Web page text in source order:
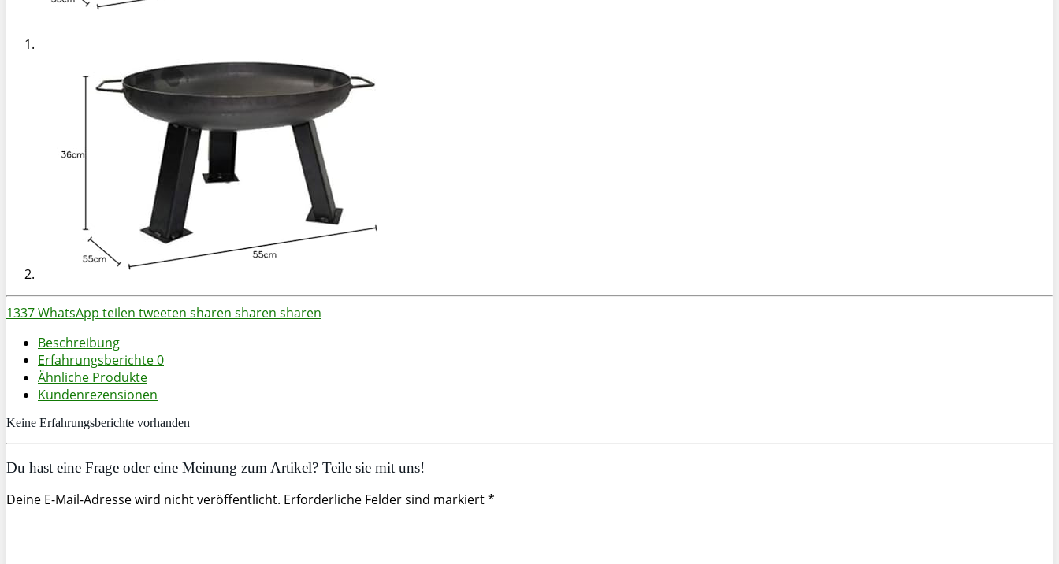
1337WhatsApp teilen tweeten sharen sharen sharen
Beschreibung
Erfahrungsberichte0
Ähnliche Produkte
Kundenrezensionen
Keine Erfahrungsberichte vorhanden
Du hast eine Frage oder eine Meinung zum Artikel? Teile sie mit uns!
Deine E-Mail-Adresse wird nicht veröffentlicht. Erforderliche Felder sind markiert *